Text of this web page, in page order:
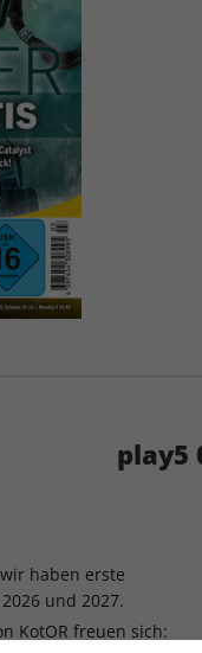
play5
haben erste
und 2027.
KotOR freuen sich: